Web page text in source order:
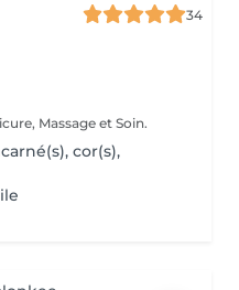
34
Massage et Soin.
cor(s),